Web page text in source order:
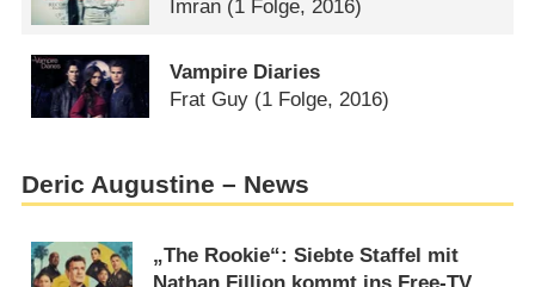
Imran (1 Folge, 2016)
Vampire Diaries
Frat Guy (1 Folge, 2016)
Deric Augustine – News
„The Rookie“: Siebte Staffel mit